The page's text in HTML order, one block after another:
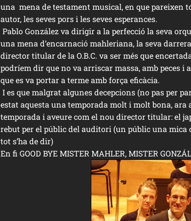
una mena de testament musical, en que pareixen
autor, les seves pors i les seves esperances.
Pablo González va dirigir a la perfecció la seva
una mena d’encarnació mahleriana, la seva
director titular de la O.B.C. va ser més que
podríem dir que no va arriscar massa, amb peces i
que es va portar a terme amb força eficàcia.
I es que malgrat algunes decepcions (no pas per
estat aquesta una temporada molt i molt bona, ara
temporada i aveure com el nou director titular: el
rebut per el públic del auditori (un públic una mica
tot s’ha de dir)
En fi GOOD BYE MISTER MAHLER, MISTER